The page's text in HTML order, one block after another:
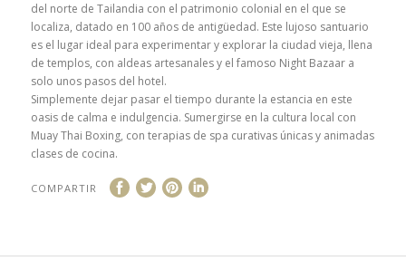
del norte de Tailandia con el patrimonio colonial en el que se
localiza, datado en 100 años de antigüedad. Este lujoso santuario
es el lugar ideal para experimentar y explorar la ciudad vieja, llena
de templos, con aldeas artesanales y el famoso Night Bazaar a
solo unos pasos del hotel.
Simplemente dejar pasar el tiempo durante la estancia en este
oasis de calma e indulgencia. Sumergirse en la cultura local con
Muay Thai Boxing, con terapias de spa curativas únicas y animadas
clases de cocina.
COMPARTIR